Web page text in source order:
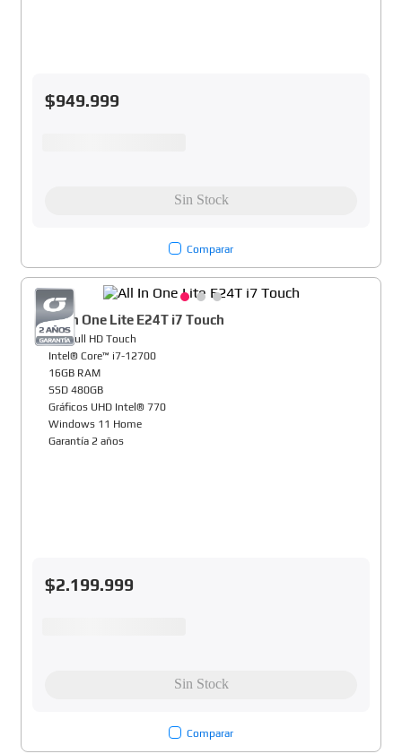
$949.999
Comparar
All In One Lite E24T i7 Touch
24" Full HD Touch
Intel® Core™ i7-12700
16GB RAM
SSD 480GB
Gráficos UHD Intel® 770
Windows 11 Home
Garantía 2 años
$2.199.999
Comparar